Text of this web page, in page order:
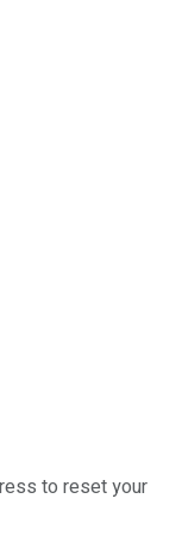
to reset your